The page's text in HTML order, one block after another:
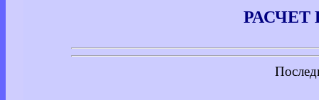
РАСЧЕТ